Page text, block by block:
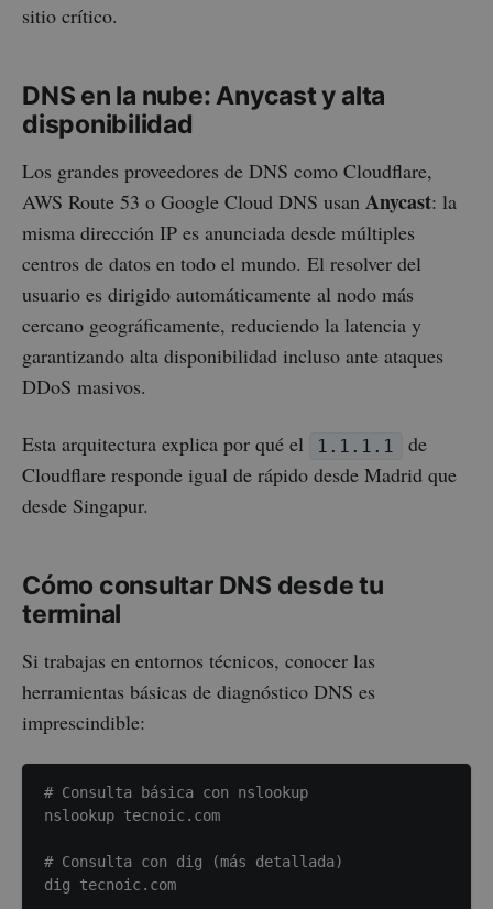
sitio crítico.
DNS en la nube: Anycast y alta
disponibilidad
Los grandes proveedores de DNS como Cloudflare,
AWS Route 53 o Google Cloud DNS usan Anycast: la
misma dirección IP es anunciada desde múltiples
centros de datos en todo el mundo. El resolver del
usuario es dirigido automáticamente al nodo más
cercano geográficamente, reduciendo la latencia y
garantizando alta disponibilidad incluso ante ataques
DDoS masivos.
Esta arquitectura explica por qué el 1.1.1.1
de
Cloudflare responde igual de rápido desde Madrid que
desde Singapur.
Cómo consultar DNS desde tu
terminal
Si trabajas en entornos técnicos, conocer las
herramientas básicas de diagnóstico DNS es
imprescindible:
# Consulta básica con nslookup
nslookup tecnoic.com
# Consulta con dig (más detallada)
dig tecnoic.com